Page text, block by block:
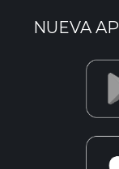
NUEVA